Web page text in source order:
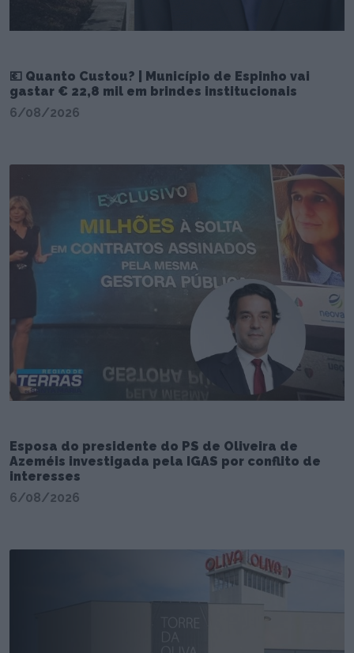
💶 Quanto Custou? | Município de Espinho vai
gastar € 22,8 mil em brindes institucionais
6/08/2026
Esposa do presidente do PS de Oliveira de
Azeméis investigada pela IGAS por conflito de
interesses
6/08/2026